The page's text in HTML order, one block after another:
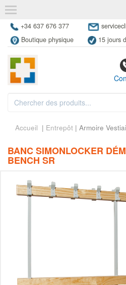
+34 637 676 377
Boutique physique
15 jours
Accueil | Entrepôt | Armoire
BANC SIMONLOCKER
BENCH SR